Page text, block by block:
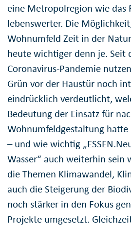
eine Metropolregion wie das
lebenswerter. Die
Wohnumfeld Zeit in der
heute wichtiger denn je. Seit
Coronavirus-Pandemie
Grün vor der Haustür noch
eindrücklich verdeutlicht,
Bedeutung der Einsatz für
Wohnumfeldgestaltung
– und wie wichtig
Wasser“ auch weiterhin sein
die Themen Klimawandel,
auch die Steigerung der
noch stärker in den Fokus
Projekte umgesetzt.